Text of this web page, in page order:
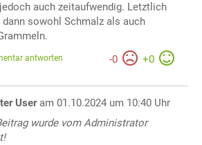
auch zeitaufwendig. Letztlich
dann sowohl Schmalz als auch
-0 +0
antworten
User am 01.10.2024 um 10:40 Uhr
wurde vom Administrator